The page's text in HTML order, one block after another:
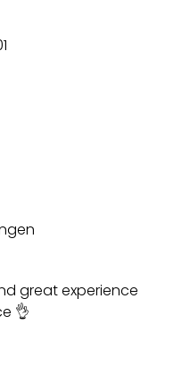
great experience
👌